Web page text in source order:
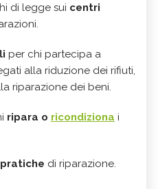
di legge sui centri
per chi partecipa a
alla riduzione dei rifiuti,
riparazione dei beni.
ripara o ricondiziona i
di riparazione.